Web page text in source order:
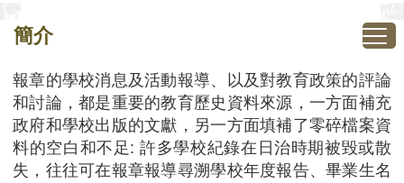
簡介
報章的學校消息及活動報導、以及對教育政策的評論
和討論，都是重要的教育歷史資料來源，一方面補充
政府和學校出版的文獻，另一方面填補了零碎檔案資
料的空白和不足: 許多學校紀錄在日治時期被毀或散
失，往往可在報章報導尋溯學校年度報告、畢業生名